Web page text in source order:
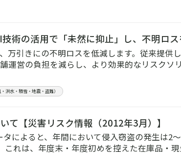
術の活用で「未然に抑止」し、不明ロ
万引きにの不明ロスを低減します。従来提供
運営の負担を減らし、より効果的なリスクソ
洪水・積雪・地震・盗難）
て【災害リスク情報（2012年3月）】
によると、年間において侵入窃盗の発生は2
れは、年度末・年度初めを控えた在庫品・